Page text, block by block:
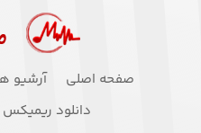
صفحه اصلی آرشیو
دانلود ریمیکس